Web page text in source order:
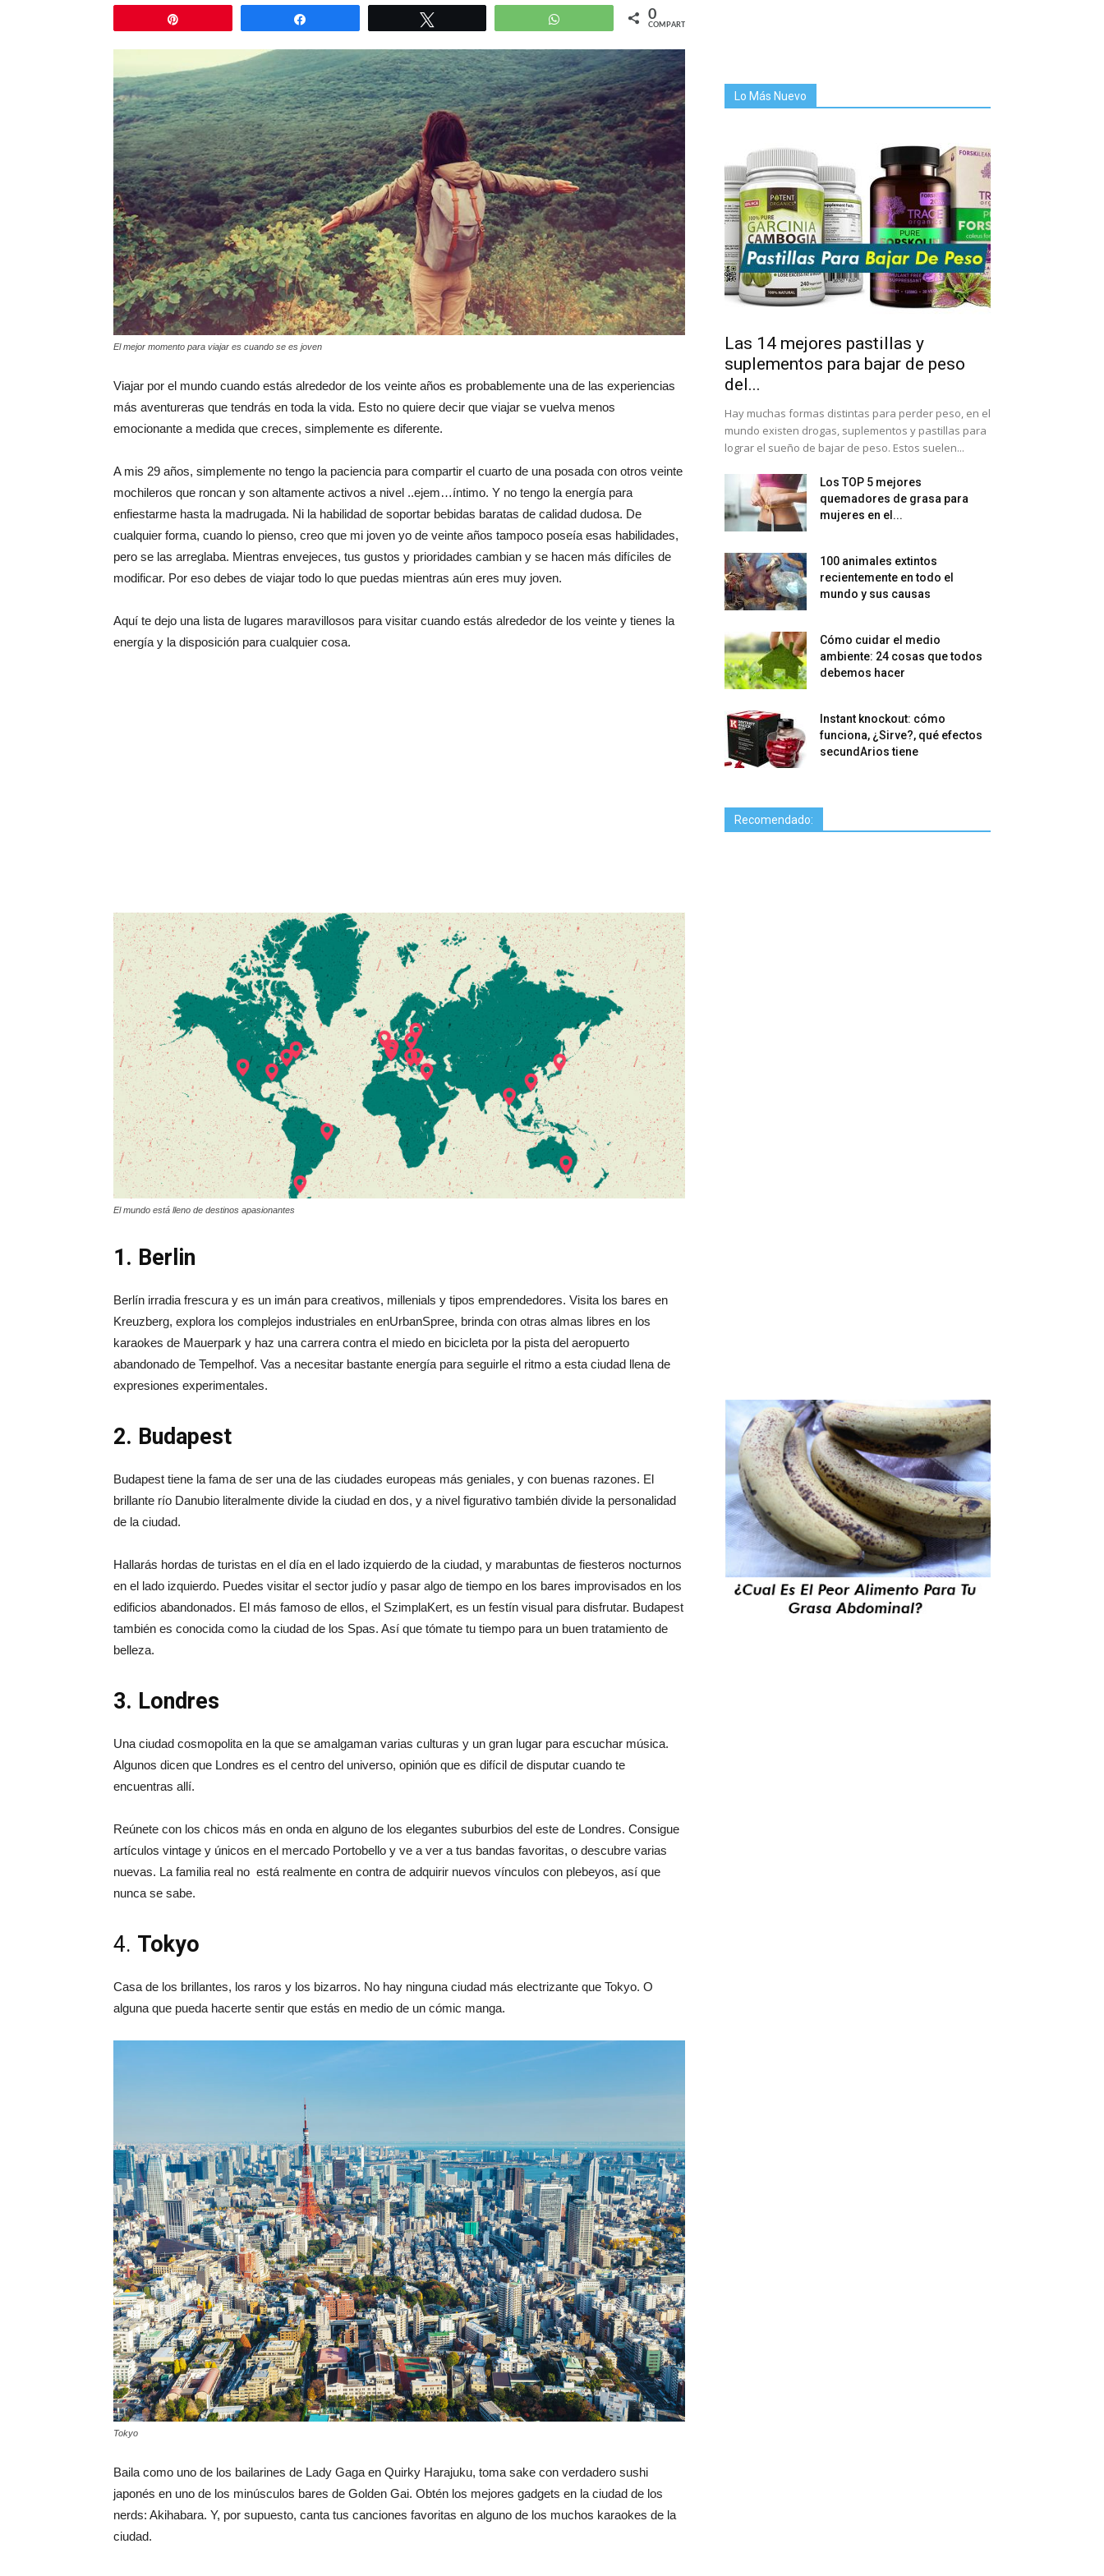
0
COMPARTIR
El mejor momento para viajar es cuando se es joven
Viajar por el mundo cuando estás alrededor de los veinte años es probablemente una de las experiencias
más aventureras que tendrás en toda la vida. Esto no quiere decir que viajar se vuelva menos
emocionante a medida que creces, simplemente es diferente.
A mis 29 años, simplemente no tengo la paciencia para compartir el cuarto de una posada con otros veinte
mochileros que roncan y son altamente activos a nivel ..ejem…íntimo. Y no tengo la energía para
enfiestarme hasta la madrugada. Ni la habilidad de soportar bebidas baratas de calidad dudosa. De
cualquier forma, cuando lo pienso, creo que mi joven yo de veinte años tampoco poseía esas habilidades,
pero se las arreglaba. Mientras envejeces, tus gustos y prioridades cambian y se hacen más difíciles de
modificar. Por eso debes de viajar todo lo que puedas mientras aún eres muy joven.
Aquí te dejo una lista de lugares maravillosos para visitar cuando estás alrededor de los veinte y tienes la
energía y la disposición para cualquier cosa.
El mundo está lleno de destinos apasionantes
1. Berlin
Berlín irradia frescura y es un imán para creativos, millenials y tipos emprendedores. Visita los bares en
Kreuzberg, explora los complejos industriales en enUrbanSpree, brinda con otras almas libres en los
karaokes de Mauerpark y haz una carrera contra el miedo en bicicleta por la pista del aeropuerto
abandonado de Tempelhof. Vas a necesitar bastante energía para seguirle el ritmo a esta ciudad llena de
expresiones experimentales.
2. Budapest
Budapest tiene la fama de ser una de las ciudades europeas más geniales, y con buenas razones. El
brillante río Danubio literalmente divide la ciudad en dos, y a nivel figurativo también divide la personalidad
de la ciudad.
Hallarás hordas de turistas en el día en el lado izquierdo de la ciudad, y marabuntas de fiesteros nocturnos
en el lado izquierdo. Puedes visitar el sector judío y pasar algo de tiempo en los bares improvisados en los
edificios abandonados. El más famoso de ellos, el SzimplaKert, es un festín visual para disfrutar. Budapest
también es conocida como la ciudad de los Spas. Así que tómate tu tiempo para un buen tratamiento de
belleza.
3. Londres
Una ciudad cosmopolita en la que se amalgaman varias culturas y un gran lugar para escuchar música.
Algunos dicen que Londres es el centro del universo, opinión que es difícil de disputar cuando te
encuentras allí.
Reúnete con los chicos más en onda en alguno de los elegantes suburbios del este de Londres. Consigue
artículos vintage y únicos en el mercado Portobello y ve a ver a tus bandas favoritas, o descubre varias
nuevas. La familia real no está realmente en contra de adquirir nuevos vínculos con plebeyos, así que
nunca se sabe.
4. Tokyo
Casa de los brillantes, los raros y los bizarros. No hay ninguna ciudad más electrizante que Tokyo. O
alguna que pueda hacerte sentir que estás en medio de un cómic manga.
Tokyo
Baila como uno de los bailarines de Lady Gaga en Quirky Harajuku, toma sake con verdadero sushi
japonés en uno de los minúsculos bares de Golden Gai. Obtén los mejores gadgets en la ciudad de los
nerds: Akihabara. Y, por supuesto, canta tus canciones favoritas en alguno de los muchos karaokes de la
ciudad.
Lo Más Nuevo
Las 14 mejores pastillas y
suplementos para bajar de peso
del...
Hay muchas formas distintas para perder peso, en el
mundo existen drogas, suplementos y pastillas para
lograr el sueño de bajar de peso. Estos suelen...
Los TOP 5 mejores
quemadores de grasa para
mujeres en el...
100 animales extintos
recientemente en todo el
mundo y sus causas
Cómo cuidar el medio
ambiente: 24 cosas que todos
debemos hacer
Instant knockout: cómo
funciona, ¿Sirve?, qué efectos
secundArios tiene
Recomendado: